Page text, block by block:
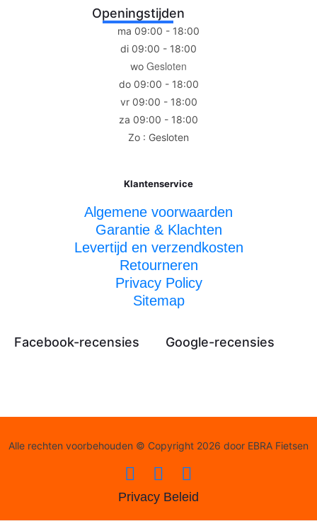
Openingstijden
ma 09:00 - 18:00
di 09:00 - 18:00
wo Gesloten
do 09:00 - 18:00
vr 09:00 - 18:00
za 09:00 - 18:00
Zo : Gesloten
Klantenservice
Algemene voorwaarden
Garantie & Klachten
Levertijd en verzendkosten
Retourneren
Privacy Policy
Sitemap
Facebook-recensies Google-recensies
Alle rechten voorbehouden © Copyright 2026 door EBRA Fietsen
Privacy Beleid